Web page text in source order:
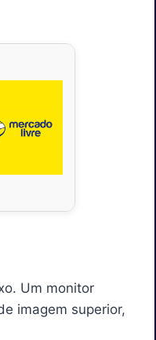
Um monitor
imagem superior,